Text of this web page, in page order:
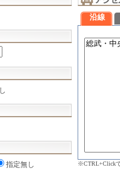
指定無し
沿線
※CTRL+Click